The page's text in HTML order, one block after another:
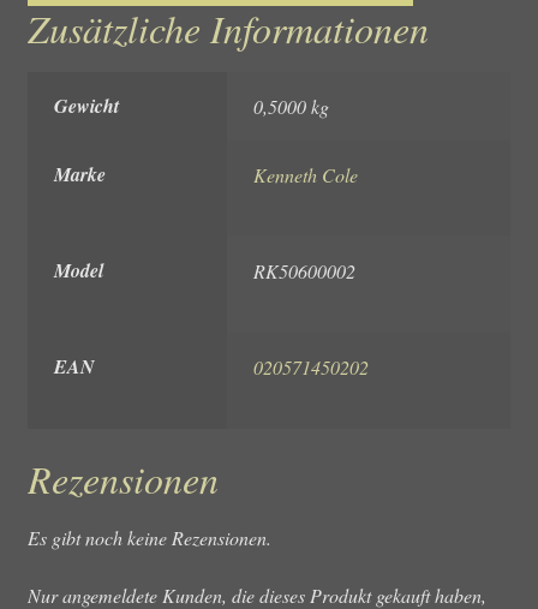
Zusätzliche Informationen
Gewicht 0,5000 kg
Marke Kenneth Cole
Model RK50600002
EAN 020571450202
Rezensionen
Es gibt noch keine Rezensionen.
Nur angemeldete Kunden, die dieses Produkt gekauft haben,